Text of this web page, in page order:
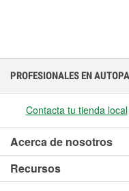
PROFESIONALES EN
Contacta tu tienda local
Acerca de nosotros
Recursos